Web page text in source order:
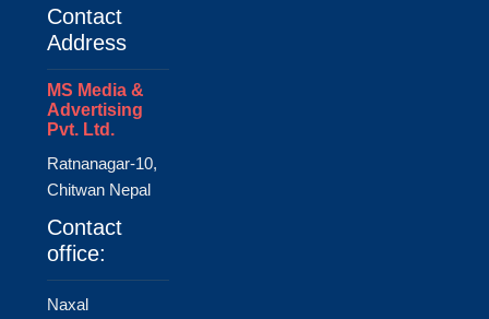
Contact
Address
MS Media &
Advertising
Pvt. Ltd.
Ratnanagar-10,
Chitwan Nepal
Contact
office:
Naxal